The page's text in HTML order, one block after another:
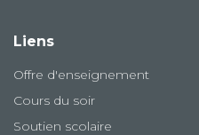
Liens
Offre d'enseignement
Cours du soir
Soutien scolaire